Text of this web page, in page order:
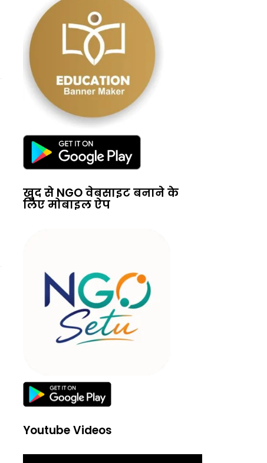
खुद से NGO वेबसाइट बनाने के
लिए मोबाइल ऐप
Youtube Videos